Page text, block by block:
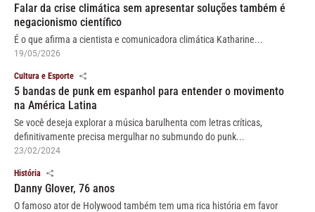
Falar da crise climática sem apresentar soluções também é
negacionismo científico
É o que afirma a cientista e comunicadora climática Katharine...
19/05/2026
Cultura e Esporte
5 bandas de punk em espanhol para entender o movimento
na América Latina
Se você deseja explorar a música barulhenta com letras críticas,
definitivamente precisa mergulhar no submundo do punk...
23/02/2024
História
Danny Glover, 76 anos
O famoso ator de Holywood também tem uma rica história em favor